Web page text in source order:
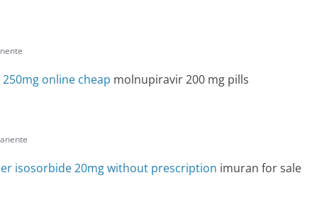
online cheap molnupiravir 200 mg pills
isosorbide 20mg without prescription imuran for sale